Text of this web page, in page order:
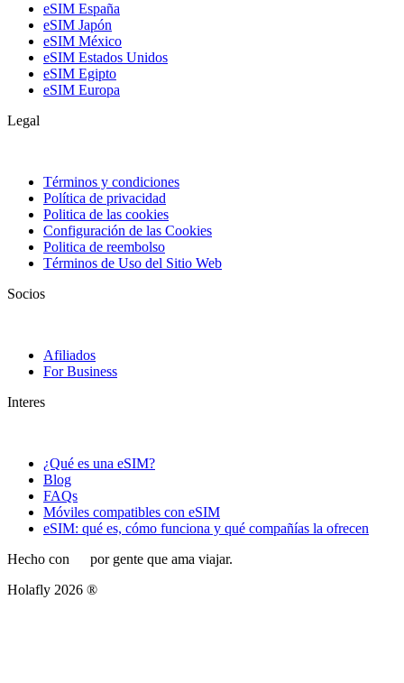
eSIM España
eSIM Japón
eSIM México
eSIM Estados Unidos
eSIM Egipto
eSIM Europa
Legal
Términos y condiciones
Política de privacidad
Politica de las cookies
Configuración de las Cookies
Politica de reembolso
Términos de Uso del Sitio Web
Socios
Afiliados
For Business
Interes
¿Qué es una eSIM?
Blog
FAQs
Móviles compatibles con eSIM
eSIM: qué es, cómo funciona y qué compañías la ofrecen
Hecho con
por gente que ama viajar.
Holafly 2026 ®